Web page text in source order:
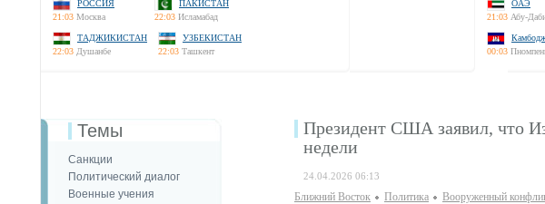
РОССИЯ
21:03 Москва
ПАКИСТАН
22:03 Исламабад
ТАДЖИКИСТАН
22:03 Душанбе
УЗБЕКИСТАН
22:03 Ташкент
ОАЭ
21:03 Абу-
00:03
Темы
Санкции
Политический диалог
Военные учения
Президент США заявил, что
недели
24.04.2026 06:13
Ближний Восток Политика Вооруженный